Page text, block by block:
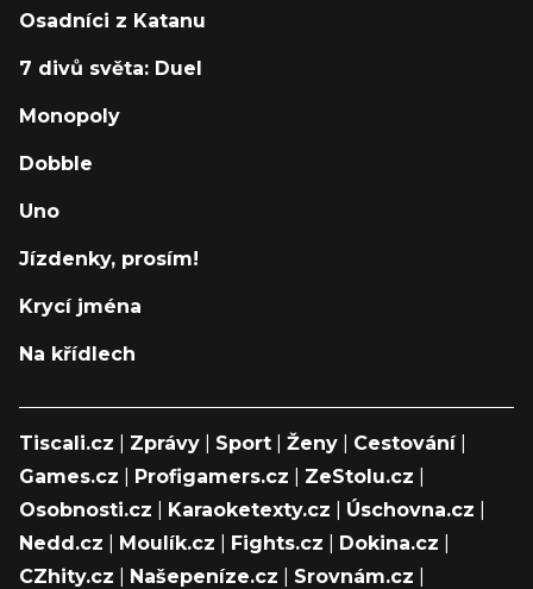
Osadníci z Katanu
7 divů světa: Duel
Monopoly
Dobble
Uno
Jízdenky, prosím!
Krycí jména
Na křídlech
Tiscali.cz Zprávy Sport Ženy Cestování|
Games.cz
Profigamers.cz ZeStolu.cz
Osobnosti.cz
Karaoketexty.cz Úschovna.cz
Nedd.cz
Moulík.cz Fights.cz Dokina.cz
CZhity.cz
Našepeníze.cz Srovnám.cz